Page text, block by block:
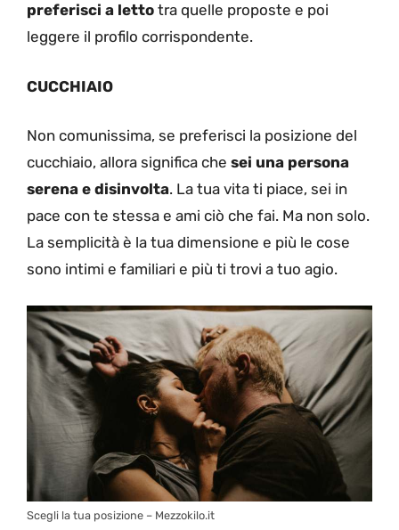
preferisci a letto tra quelle proposte e poi
leggere il profilo corrispondente.
CUCCHIAIO
Non comunissima, se preferisci la posizione del
cucchiaio, allora significa che sei una persona
serena e disinvolta. La tua vita ti piace, sei in
pace con te stessa e ami ciò che fai. Ma non solo.
La semplicità è la tua dimensione e più le cose
sono intimi e familiari e più ti trovi a tuo agio.
Scegli la tua posizione – Mezzokilo.it